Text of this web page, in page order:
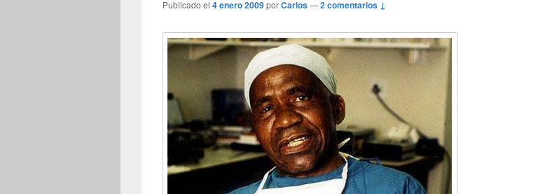
Publicado el 4 enero 2009porCarlos—2 comentarios ↓